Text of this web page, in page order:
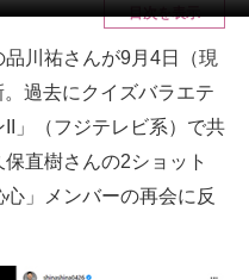
目次を表示
川祐さんが9月4日（現
過去にクイズバラエテ
」（フジテレビ系）で共
直樹さんの2ショット
」メンバーの再会に反